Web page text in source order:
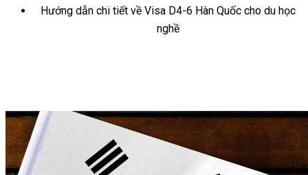
Hướng dẫn chi tiết về Visa D4-6 Hàn Quốc cho du học
nghề